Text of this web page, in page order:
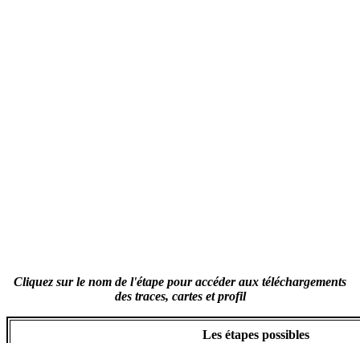
Cliquez sur le nom de l'étape pour accéder aux téléchargements
des traces, cartes et profil
Les étapes possibles